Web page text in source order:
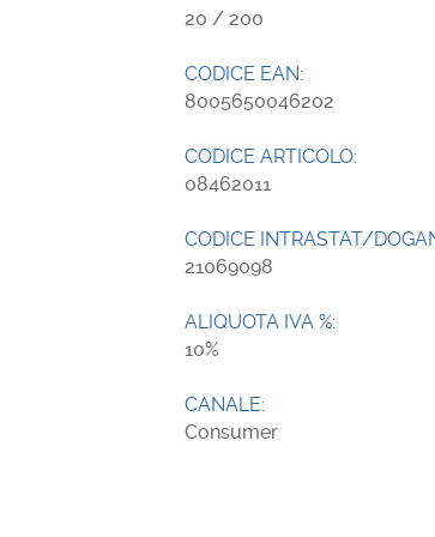
20 / 200
CODICE EAN:
8005650046202
CODICE ARTICOLO:
08462011
CODICE INTRASTAT/
21069098
ALIQUOTA IVA %:
10
CANALE:
Consumer